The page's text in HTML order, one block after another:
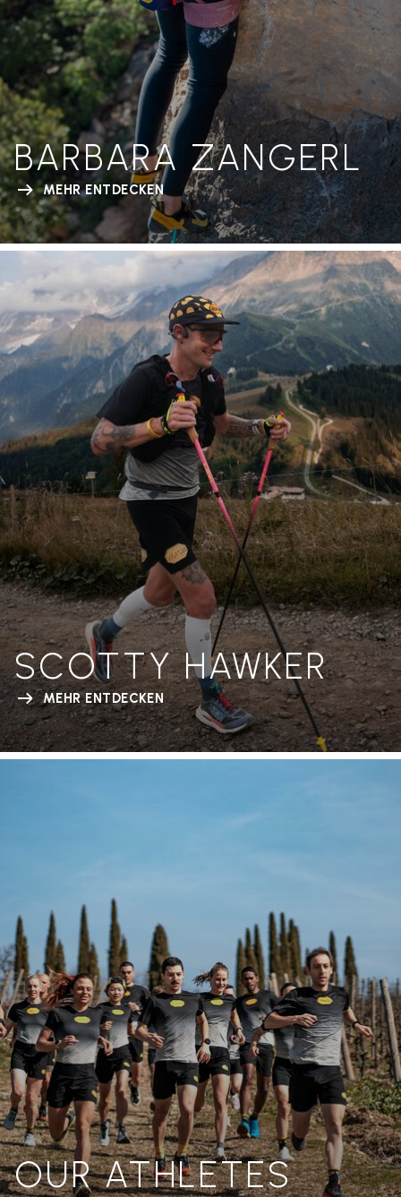
BARBARA ZANGERL
MEHR ENTDECKEN
SCOTTY HAWKER
MEHR ENTDECKEN
OUR ATHLETES